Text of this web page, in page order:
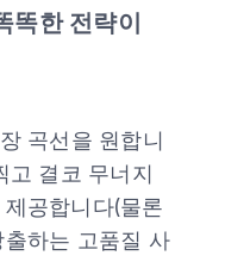
똑한 전략이
곡선을 원합니
결코 무너지
공합니다(물론
하는 고품질 사